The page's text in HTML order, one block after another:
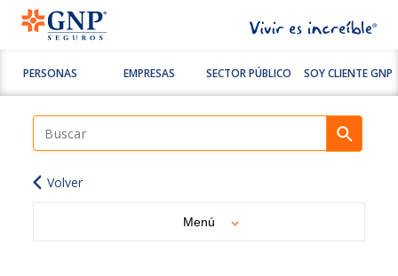
PERSONAS EMPRESAS SECTOR PÚBLICO SOY CLIENTE GNP
Volver
Menú